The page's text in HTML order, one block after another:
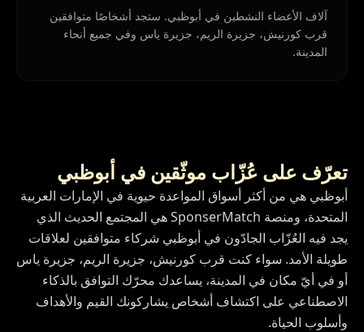
آلاف الأعضاء النشطين في أبوظبي. ستجد أشخاصًا متوافقين
قرب كورنيش، جزيرة الريم، جزيرة ياس وفي جميع أنحاء
المدينة.
تعرّف على عُزّاب موثّقين في أبوظبي
أبوظبي هي من أكثر أسواق المواعدة حيوية في الإمارات العربية
المتحدة، ومنصة SponserMatch هي المجتمع الحديث الذي
يجد فيه العُزّاب الجادّون في أبوظبي شركاء متوافقين لعلاقات
طويلة الأمد. سواء كنت قرب كورنيش، جزيرة الريم، جزيرة ياس
أو في أيّ مكان في المدينة، يساعدك محرّك التوافق بالذكاء
الاصطناعي على اكتشاف أشخاص يشاركونك القيم والأهداف
وأسلوب الحياة.